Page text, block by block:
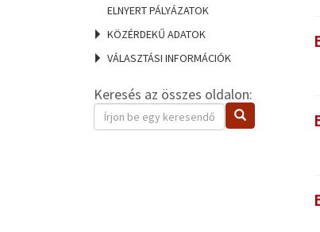
ELNYERT PÁLYÁZATOK
KÖZÉRDEKŰ ADATOK
VÁLASZTÁSI INFORMÁCIÓK
Keresés az összes oldalon:
Keresendő
kifejezés
Keresés